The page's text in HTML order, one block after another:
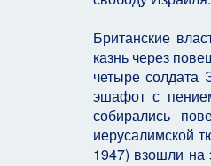
Британские
казнь через
четыре
эшафот с
собирались
иерусалимской
1947) взошли